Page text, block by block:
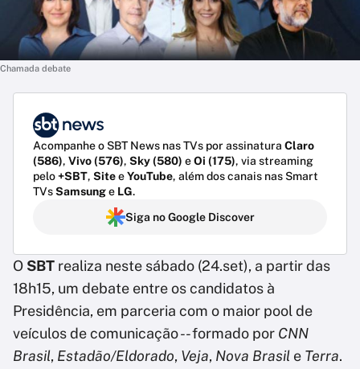
Chamada debate
Acompanhe o SBT News nas TVs por assinatura Claro
(586), Vivo (576), Sky (580) eOi (175), via streaming
pelo+SBT, SiteeYouTube, além dos canais nas Smart
TVsSamsunge LG.
Siga no Google Discover
O SBT realiza neste sábado (24.set), a partir das
18h15, um debate entre os candidatos à
Presidência, em parceria com o maior pool de
veículos de comunicação -- formado por CNN
Brasil, Estadão/Eldorado, Veja, Nova Brasil e Terra.